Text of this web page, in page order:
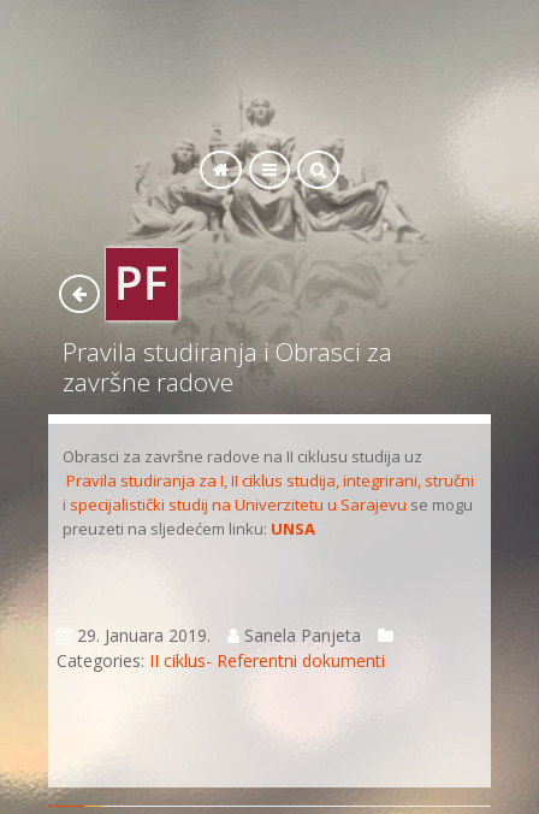
Pravila studiranja i Obrasci za
završne radove
Obrasci za završne radove na II ciklusu studija uz
Pravila studiranja za I, II ciklus studija, integrirani, stručni
i specijalistički studij na Univerzitetu u Sarajevu se mogu
preuzeti na sljedećem linku: UNSA
29. Januara 2019.
Sanela Panjeta
Categories: II ciklus- Referentni dokumenti